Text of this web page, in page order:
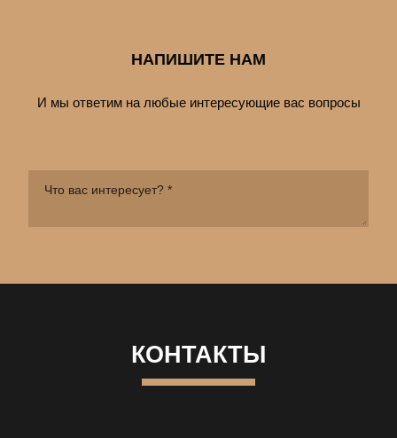
НАПИШИТЕ НАМ
И мы ответим на любые интересующие вас вопросы
КОНТАКТЫ